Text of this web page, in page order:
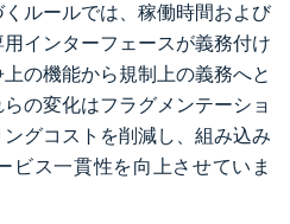
ルールでは、稼働時間および
インターフェースが義務付け
の機能から規制上の義務へと
の変化はフラグメンテーショ
グコストを削減し、組み込み
ビス一貫性を向上させていま